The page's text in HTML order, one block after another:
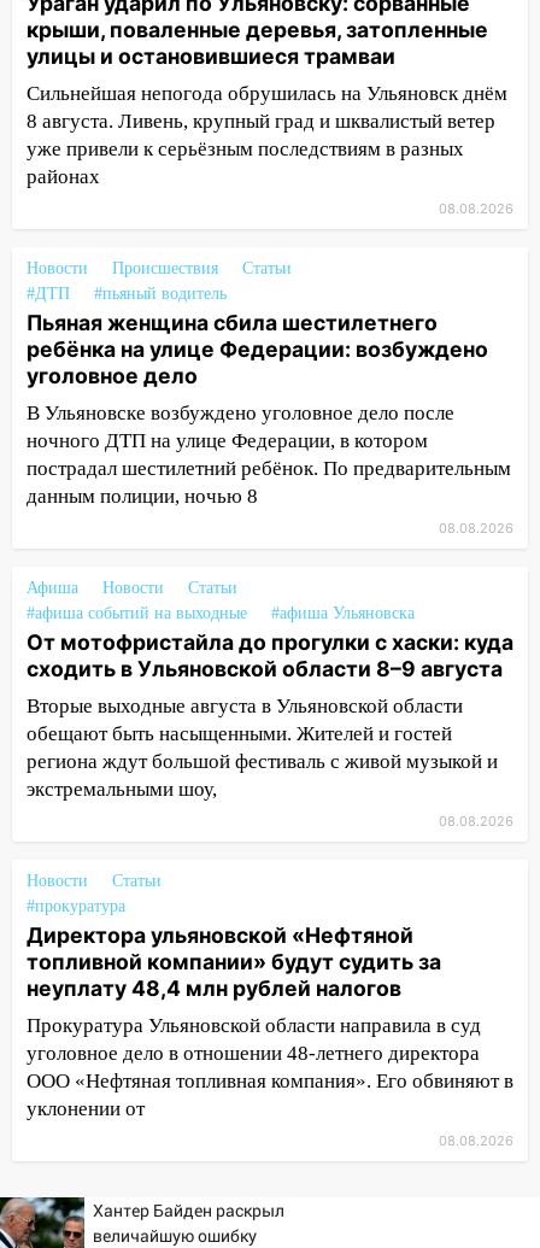
упало во дворе
13:08 Ураган ударил по Ульяновску:
сорванные крыши, поваленные деревья,
затопленные улицы и остановившиеся
трамваи
после ливня город снова уходит под
12:12
Прокуратура взяла на контроль
ДТП с шестилетним ребёнком на улице
Федерации
12:01 Пьяная женщина сбила
шестилетнего ребёнка на улице
Федерации: возбуждено уголовное дело
11:16 В Ульяновске ищут 37-летнего
мужчину, пропавшего ещё 19 июля
хаски: куда сходить в Ульяновской
области 8–9 августа
10:11 Директора ульяновской
«Нефтяной топливной компании» будут
судить за неуплату 48,4 млн рублей
налогов
09:28 Дети на дорогах: пострадали
велосипедисты, мотоциклисты и
08:30 Поджог со свечой, 16 сгоревших
домов и выстрел за водку
07:50 Какая погоды будет днем 8
августа
06:45 Императорский мост в
Ульяновске останется закрытым до
утра 10 августа
Судьба готовит сюрприз: гороскоп
деньгами, а кого ждет неожиданная
встреча
крыши, поваленные деревья, затопленные
улицы и остановившиеся трамваи
Сильнейшая непогода обрушилась на Ульяновск днём
8 августа. Ливень, крупный град и шквалистый ветер
уже привели к серьёзным последствиям в разных
районах
08.08.2026
Новости Происшествия
Статьи
#ДТП
#пьяный водитель
Пьяная женщина сбила шестилетнего
ребёнка на улице Федерации: возбуждено
уголовное дело
В Ульяновске возбуждено уголовное дело после
ночного ДТП на улице Федерации, в котором
пострадал шестилетний ребёнок. По предварительным
данным полиции, ночью 8
08.08.2026
Афиша Новости
Статьи
#афиша событий на выходные
#афиша Ульяновска
От мотофристайла до прогулки с хаски: куда
сходить в Ульяновской области 8–9 августа
Вторые выходные августа в Ульяновской области
обещают быть насыщенными. Жителей и гостей
региона ждут большой фестиваль с живой музыкой и
экстремальными шоу,
08.08.2026
Новости
Статьи
#прокуратура
Директора ульяновской «Нефтяной
топливной компании» будут судить за
неуплату 48,4 млн рублей налогов
Прокуратура Ульяновской области направила в суд
уголовное дело в отношении 48-летнего директора
ООО «Нефтяная топливная компания». Его обвиняют в
уклонении от
08.08.2026
Хантер Байден раскрыл
величайшую ошибку